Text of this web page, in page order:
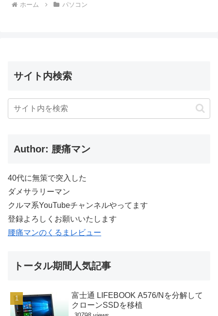
ホーム パソコン
サイト内検索
Author: 腰痛マン
40代に無策で突入した
ダメサラリーマン
クルマ系YouTubeチャンネルやってます
登録よろしくお願いいたします
腰痛マンのくるまレビュー
トータル期間人気記事
富士通 LIFEBOOK A576/Nを分解して
クローンSSDを移植